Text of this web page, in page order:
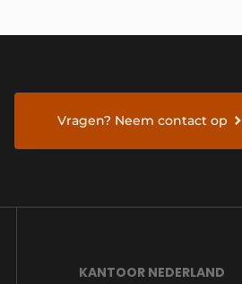
Vragen? Neem contact op
KANTOOR NEDERLAND